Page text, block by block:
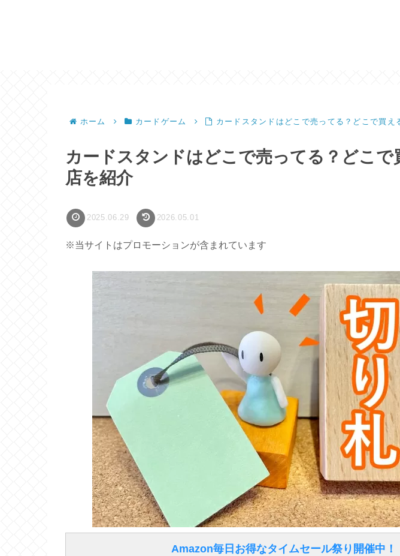
ホーム カードゲーム カードスタンドはどこで売ってる？どこで買え
カードスタンドはどこで売ってる？どこで
店を紹介
2025.06.29 2026.05.01
※当サイトはプロモーションが含まれています
Amazon毎日お得なタイムセール祭り開催中！